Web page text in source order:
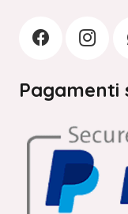
Pagamenti